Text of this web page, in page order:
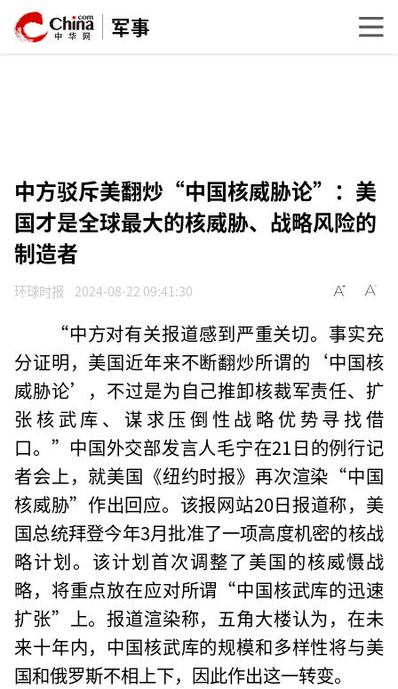
军事
中方驳斥美翻炒“中国核威胁论”：美
国才是全球最大的核威胁、战略风险的
制造者
环球时报 2024-08-22 09:41:30
“中方对有关报道感到严重关切。事实充
分证明，美国近年来不断翻炒所谓的‘中国核
威胁论’，不过是为自己推卸核裁军责任、扩
张核武库、谋求压倒性战略优势寻找借
口。”中国外交部发言人毛宁在21日的例行记
者会上，就美国《纽约时报》再次渲染“中国
核威胁”作出回应。该报网站20日报道称，美
国总统拜登今年3月批准了一项高度机密的核战
略计划。该计划首次调整了美国的核威慑战
略，将重点放在应对所谓“中国核武库的迅速
扩张”上。报道渲染称，五角大楼认为，在未
来十年内，中国核武库的规模和多样性将与美
国和俄罗斯不相上下，因此作出这一转变。